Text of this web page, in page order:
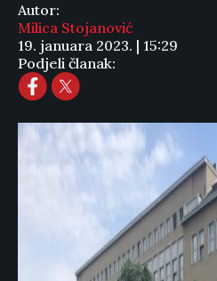
Autor:
Milica Stojanović
19. januara 2023. | 15:29
Podjeli članak: